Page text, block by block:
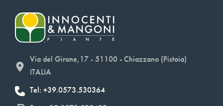
Via del Girone,17 - 51100 - Chiazzano (Pistoia)
ITALIA
Tel: +39.0573.530364